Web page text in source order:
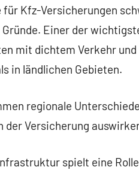
für Kfz-Versicherungen
Einer der
mit dichtem Verkehr
in ländlichen Gebieten.
regionale
der Versicherung
spielt eine